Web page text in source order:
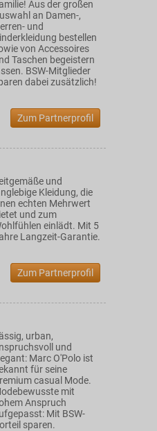
Aus der großen
an Damen-,
und
bestellen
von Accessoires
Taschen begeistern
BSW-Mitglieder
dabei zusätzlich!
Zum Partnerprofil
und
Kleidung, die
echten Mehrwert
und zum
einlädt. Mit 5
Langzeit-Garantie.
Zum Partnerprofil
urban,
und
Marc O'Polo ist
für seine
casual Mode.
mit
Anspruch
Mit BSW-
sparen.